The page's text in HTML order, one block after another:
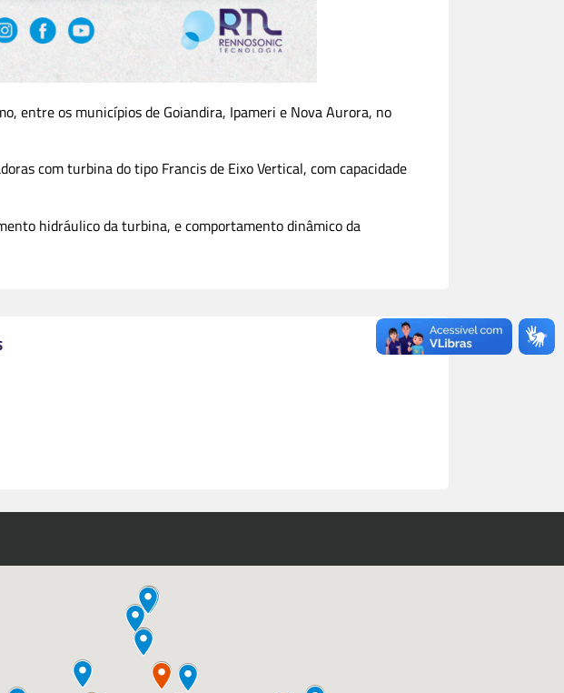
entre os municípios de Goiandira, Ipameri e Nova Aurora, no
com turbina do tipo Francis de Eixo Vertical, com capacidade
hidráulico da turbina, e comportamento dinâmico da